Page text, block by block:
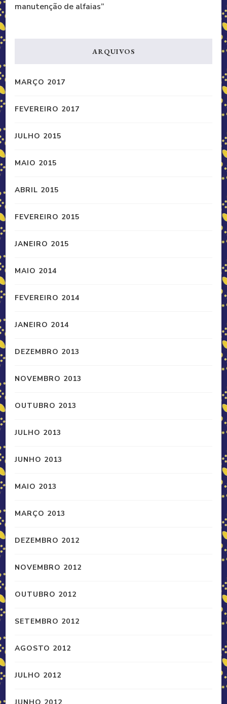
manutenção de alfaias”
ARQUIVOS
MARÇO 2017
FEVEREIRO 2017
JULHO 2015
MAIO 2015
ABRIL 2015
FEVEREIRO 2015
JANEIRO 2015
MAIO 2014
FEVEREIRO 2014
JANEIRO 2014
DEZEMBRO 2013
NOVEMBRO 2013
OUTUBRO 2013
JULHO 2013
JUNHO 2013
MAIO 2013
MARÇO 2013
DEZEMBRO 2012
NOVEMBRO 2012
OUTUBRO 2012
SETEMBRO 2012
AGOSTO 2012
JULHO 2012